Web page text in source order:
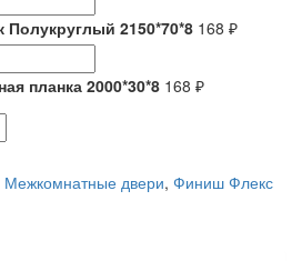
Полукруглый 2150*70*8 168 ₽
планка 2000*30*8 168 ₽
Межкомнатные двери, Финиш Флекс